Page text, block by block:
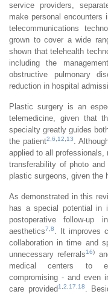
service providers,
make personal encounters
telecommunications
grown to cover a wide
shown that telehealth
including the
obstructive pulmonary
reduction in hospital
Plastic surgery is an
telemedicine, given that
specialty greatly guides
the patient2 6 12 13
.
applied to all
transferability of photo
plastic surgeons, given the
As demonstrated in this
has a special potential in
postoperative follow-up
aesthetics7 8
. It improves
collaboration in time and
unnecessary referrals16)
medical centers to
compromising - and even
care provided1 2 17 18
.